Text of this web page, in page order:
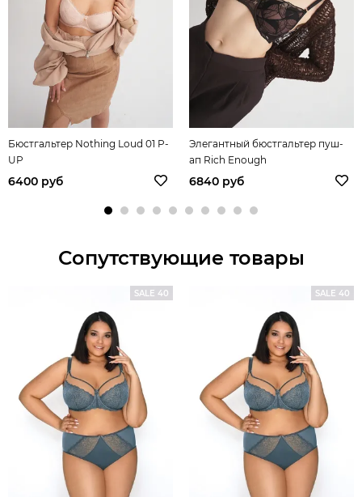
Бюстгальтер Nothing Loud 01 P-
UP
6400 руб
Элегантный бюстгальтер пуш-
ап Rich Enough
6840 руб
Сопутствующие товары
SALE 40 SALE 40